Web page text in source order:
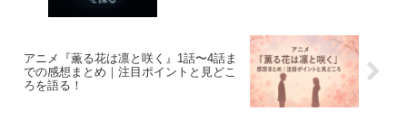
アニメ『薫る花は凛と咲く』1話〜4話ま
での感想まとめ｜注目ポイントと見どこ
ろを語る！